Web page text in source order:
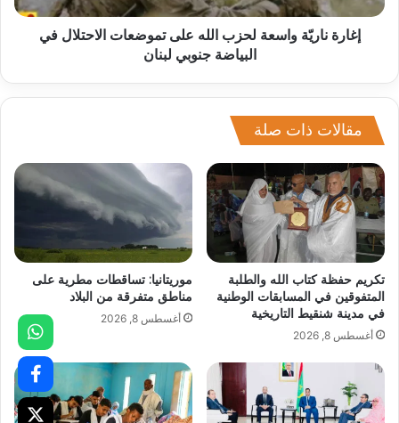
إغارة ناريّة واسعة لحزب الله على تموضعات الاحتلال في
البياضة جنوبي لبنان
مقالات ذات صلة
تكريم حفظة كتاب الله والطلبة
المتفوقين في المسابقات الوطنية
في مدينة شنقيط التاريخية
أغسطس 8, 2026
موريتانيا: تساقطات مطرية على
مناطق متفرقة من البلاد
أغسطس 8, 2026